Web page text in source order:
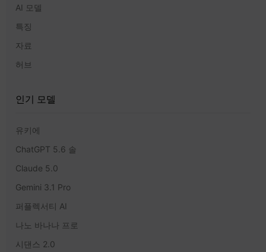
AI 모델
특징
자료
허브
인기 모델
유키에
ChatGPT 5.6 솔
Claude 5.0
Gemini 3.1 Pro
퍼플렉서티 AI
나노 바나나 프로
시댄스 2.0